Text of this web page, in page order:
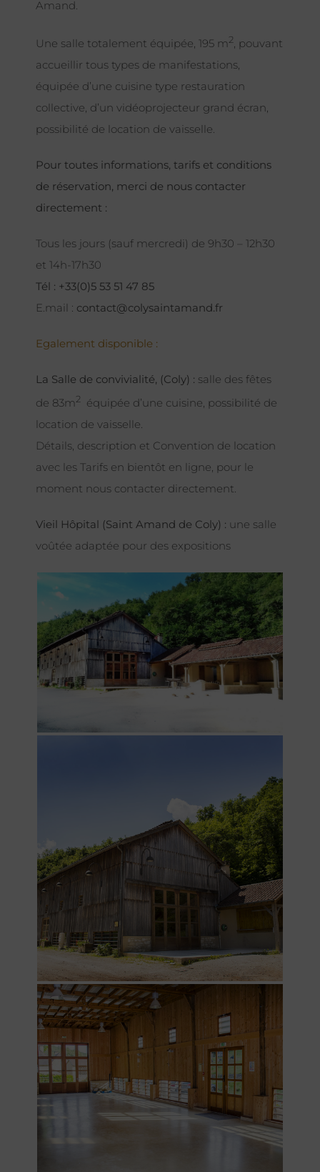
Amand.
Une salle totalement équipée, 195 m2, pouvant
accueillir tous types de manifestations,
équipée d’une cuisine type restauration
collective, d’un vidéoprojecteur grand écran,
possibilité de location de vaisselle.
Pour toutes informations, tarifs et conditions
de réservation, merci de nous contacter
directement :
Tous les jours (sauf mercredi) de 9h30 – 12h30
et 14h-17h30
Tél : +33(0)5 53 51 47 85
E.mail : contact@colysaintamand.fr
Egalement disponible :
La Salle de convivialité, (Coly) : salle des fêtes
de 83m2 équipée d’une cuisine, possibilité de
location de vaisselle.
Détails, description et Convention de location
avec les Tarifs en bientôt en ligne, pour le
moment nous contacter directement.
Vieil Hôpital (Saint Amand de Coly) : une salle
voûtée adaptée pour des expositions